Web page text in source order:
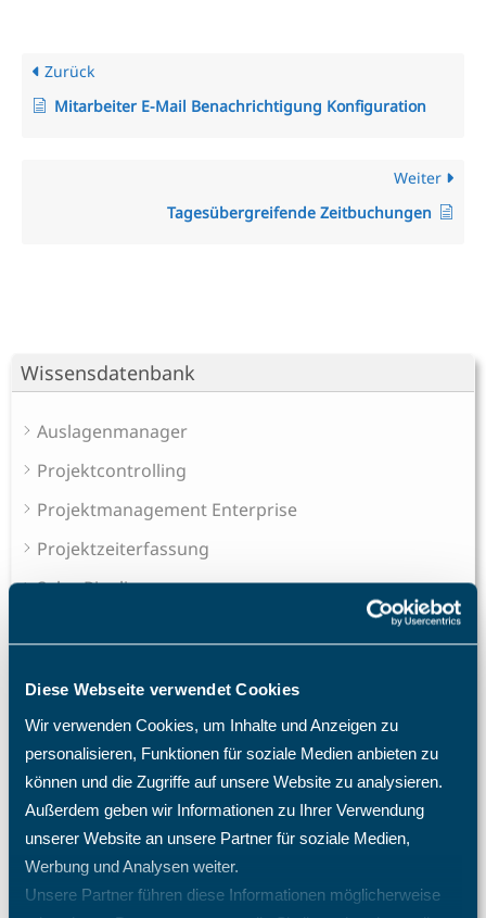
Diese Webseite verwendet Cookies
Wir verwenden Cookies, um Inhalte und Anzeigen zu
personalisieren, Funktionen für soziale Medien anbieten zu
können und die Zugriffe auf unsere Website zu analysieren.
Außerdem geben wir Informationen zu Ihrer Verwendung
unserer Website an unsere Partner für soziale Medien,
Werbung und Analysen weiter.
Unsere Partner führen diese Informationen möglicherweise
Wissensdatenbank
Auslagenmanager
Projektcontrolling
Projektmanagement Enterprise
Projektzeiterfassung
Sales Pipeline
die Personal-Nr. nicht eindeutig ist.
Fingerprintterminal - Mitarbeiter registrieren
Gibt es TimO auch als On-Premises oder Inhouse-
Variante?
Hat das TimO-System auch eine Zwei-Faktor-
Authentifizierung (2FA)?
Ich habe mein Passwort vergessen. Was tun?
Ich habe meinen TimO-Zugang gesperrt, was ist zu tun?
Zurück
Mitarbeiter E-Mail Benachrichtigung Konfiguration
Weiter
Tagesübergreifende Zeitbuchungen